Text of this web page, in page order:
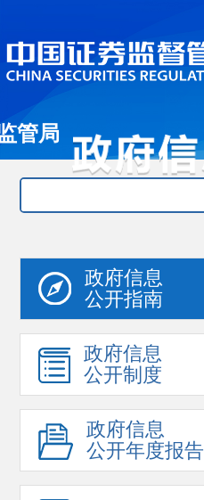
管局
政府信息
公开指南
政府信息
公开制度
政府信息
公开年度报告